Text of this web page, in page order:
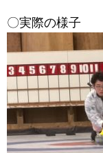
〇実際の様子